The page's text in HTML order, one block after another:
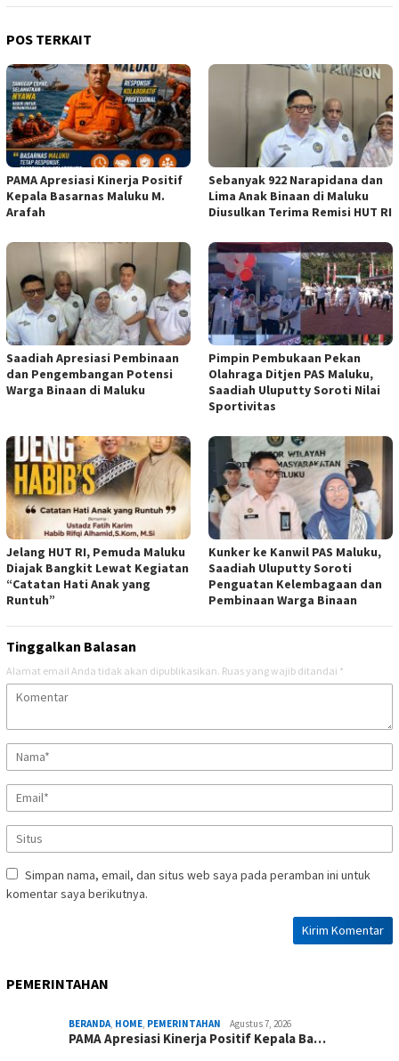
POS TERKAIT
PAMA Apresiasi Kinerja Positif
Kepala Basarnas Maluku M.
Arafah
Sebanyak 922 Narapidana dan
Lima Anak Binaan di Maluku
Diusulkan Terima Remisi HUT RI
Saadiah Apresiasi Pembinaan
dan Pengembangan Potensi
Warga Binaan di Maluku
Pimpin Pembukaan Pekan
Olahraga Ditjen PAS Maluku,
Saadiah Uluputty Soroti Nilai
Sportivitas
Jelang HUT RI, Pemuda Maluku
Diajak Bangkit Lewat Kegiatan
“Catatan Hati Anak yang
Runtuh”
Kunker ke Kanwil PAS Maluku,
Saadiah Uluputty Soroti
Penguatan Kelembagaan dan
Pembinaan Warga Binaan
Tinggalkan Balasan
Alamat email Anda tidak akan dipublikasikan. Ruas yang wajib ditandai *
Simpan nama, email, dan situs web saya pada peramban ini untuk
komentar saya berikutnya.
PEMERINTAHAN
BERANDA HOME PEMERINTAHAN Agustus 7, 2026
PAMA Apresiasi Kinerja Positif Kepala Ba…